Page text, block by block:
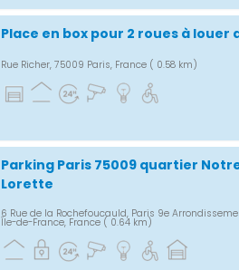
Place en box pour 2 roues à louer
Rue Richer, 75009 Paris, France ( 0.58 km)
Parking Paris 75009 quartier
Lorette
6 Rue de la Rochefoucauld, Paris 9e
Île-de-France, France ( 0.64 km)